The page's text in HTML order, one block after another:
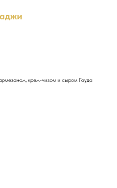
крем-чизом и сыром Гауда